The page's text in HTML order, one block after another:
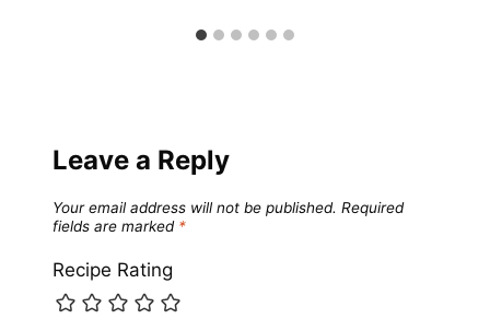
Leave a Reply
Your email address will not be published. Required
fields are marked *
Recipe Rating